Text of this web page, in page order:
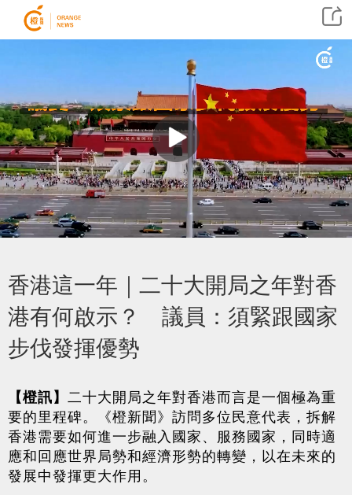
香港這一年｜二十大開局之年對香
港有何啟示？ 議員：須緊跟國家
步伐發揮優勢
【橙訊】 二十大開局之年對香港而言是一個極為重
要的里程碑。《橙新聞》訪問多位民意代表，拆解
香港需要如何進一步融入國家、服務國家，同時適
應和回應世界局勢和經濟形勢的轉變，以在未來的
發展中發揮更大作用。